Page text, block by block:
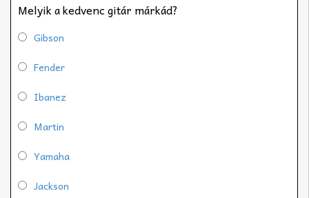
Melyik a kedvenc gitár márkád?
Gibson
Fender
Ibanez
Martin
Yamaha
Jackson